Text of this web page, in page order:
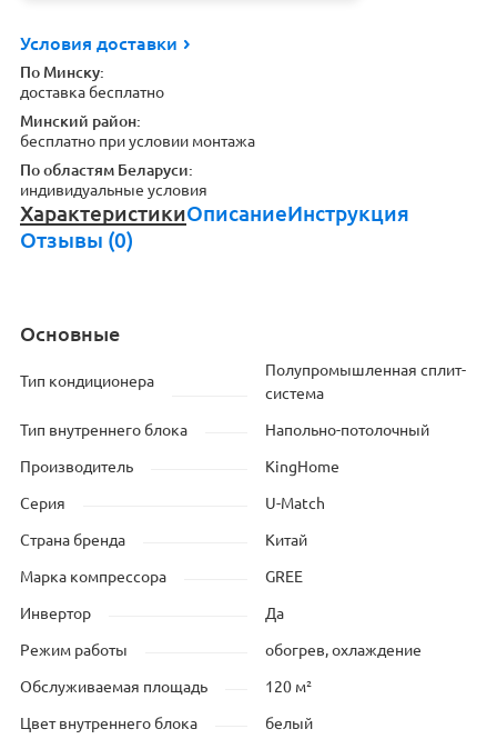
Условия доставки
По Минску:
доставка бесплатно
Минский район:
бесплатно при условии монтажа
По областям Беларуси:
индивидуальные условия
ХарактеристикиОписаниеИнструкция
Отзывы (0)
Основные
Тип кондиционера
Полупромышленная сплит-
система
Тип внутреннего блока Напольно-потолочный
Производитель KingHome
Серия U-Match
Страна бренда Китай
Марка компрессора GREE
Инвертор Да
Режим работы обогрев, охлаждение
Обслуживаемая площадь 120 м²
Цвет внутреннего блока белый